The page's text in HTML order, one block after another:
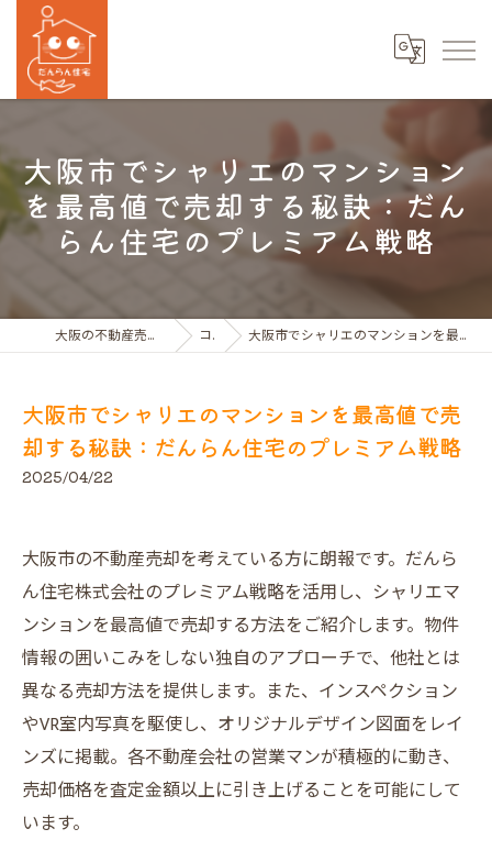
大阪市でシャリエのマンション
を最高値で売却する秘訣：だん
らん住宅のプレミアム戦略
大阪の不動産売買ならだんらん住宅株式会社 コラム 大阪市でシャリエのマンションを最高値で売却する秘訣：だんらん住宅のプレミアム戦略
大阪市でシャリエのマンションを最高値で売
却する秘訣：だんらん住宅のプレミアム戦略
2025/04/22
大阪市の不動産売却を考えている方に朗報です。だんら
ん住宅株式会社のプレミアム戦略を活用し、シャリエマ
ンションを最高値で売却する方法をご紹介します。物件
情報の囲いこみをしない独自のアプローチで、他社とは
異なる売却方法を提供します。また、インスペクション
やVR室内写真を駆使し、オリジナルデザイン図面をレイ
ンズに掲載。各不動産会社の営業マンが積極的に動き、
売却価格を査定金額以上に引き上げることを可能にして
います。